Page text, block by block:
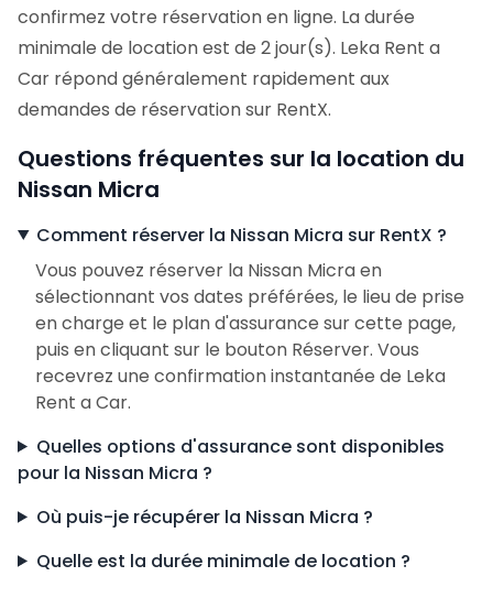
confirmez votre réservation en ligne. La durée
minimale de location est de 2 jour(s). Leka Rent a
Car répond généralement rapidement aux
demandes de réservation sur RentX.
Questions fréquentes sur la location du
Nissan Micra
Comment réserver la Nissan Micra sur RentX ?
Vous pouvez réserver la Nissan Micra en
sélectionnant vos dates préférées, le lieu de prise
en charge et le plan d'assurance sur cette page,
puis en cliquant sur le bouton Réserver. Vous
recevrez une confirmation instantanée de Leka
Rent a Car.
Quelles options d'assurance sont disponibles
pour la Nissan Micra ?
Où puis-je récupérer la Nissan Micra ?
Quelle est la durée minimale de location ?